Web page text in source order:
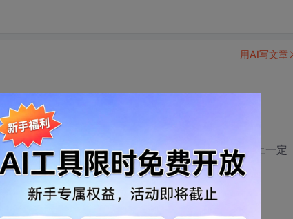
装到客户电脑里(数据也放在这台电脑),客户的电脑上一定
部分?知道的给我具体讲讲怎么装艰吗?谢谢
用AI写文章